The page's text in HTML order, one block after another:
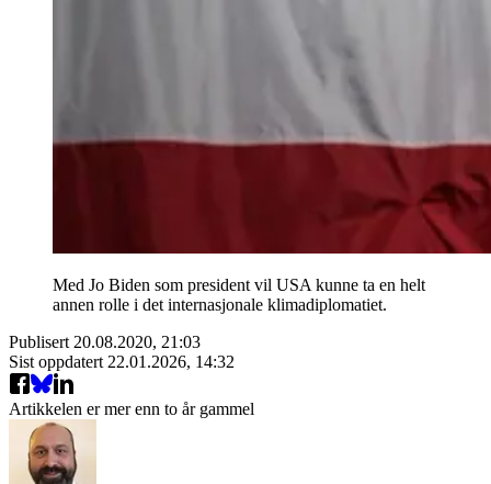
Med Jo Biden som president vil USA kunne ta en helt
annen rolle i det internasjonale klimadiplomatiet.
Publisert 20.08.2020, 21:03
Sist oppdatert 22.01.2026, 14:32
Artikkelen er mer enn to år gammel